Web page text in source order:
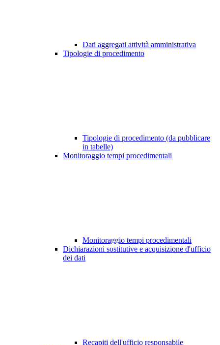
Dati aggregati attività amministrativa
Tipologie di procedimento
Tipologie di procedimento (da pubblicare
in tabelle)
Monitoraggio tempi procedimentali
Monitoraggio tempi procedimentali
Dichiarazioni sostitutive e acquisizione d'ufficio
dei dati
Recapiti dell'ufficio responsabile